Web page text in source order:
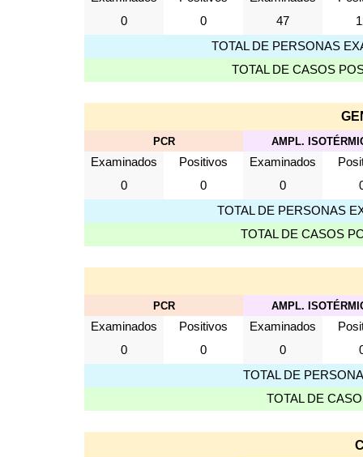
0
0 47
TOTAL DE PERSONAS
TOTAL DE CASOS
PCR AMPL.
Examinados Positivos Examinados
0
0 0
TOTAL DE PERSONAS
TOTAL DE CASOS
PCR AMPL.
Examinados Positivos Examinados
0
0 0
TOTAL DE
TOTAL DE